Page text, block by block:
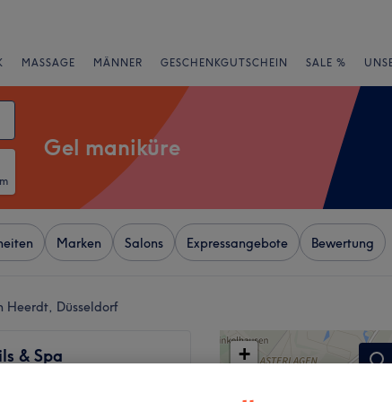
MASSAGE MÄNNER GESCHENKGUTSCHEIN SALE %
Gel maniküre
Marken Salons Expressangebote Bewertung
Heerdt, Düsseldorf
& Spa
+